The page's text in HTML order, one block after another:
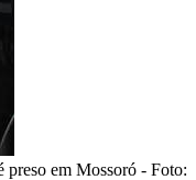
preso em Mossoró - Foto: